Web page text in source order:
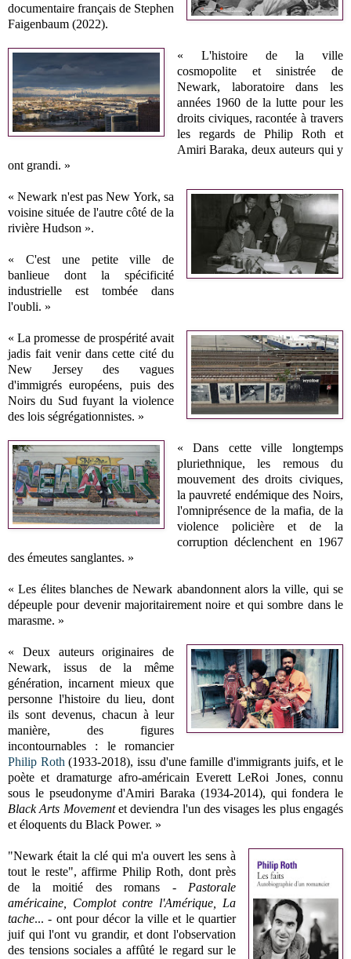
documentaire français de Stephen
Faigenbaum (2022).
« L'histoire de la ville
cosmopolite et sinistrée de
Newark, laboratoire dans les
années 1960 de la lutte pour les
droits civiques, racontée à travers
les regards de Philip Roth et
Amiri Baraka, deux auteurs qui y
ont grandi. »
« Newark n'est pas New York, sa
voisine située de l'autre côté de la
rivière Hudson ».
« C'est une petite ville de
banlieue dont la spécificité
industrielle est tombée dans
l'oubli. »
« La promesse de prospérité avait
jadis fait venir dans cette cité du
New Jersey des vagues
d'immigrés européens, puis des
Noirs du Sud fuyant la violence
des lois ségrégationnistes. »
« Dans cette ville longtemps
pluriethnique, les remous du
mouvement des droits civiques,
la pauvreté endémique des Noirs,
l'omniprésence de la mafia, de la
violence policière et de la
corruption déclenchent en 1967
des émeutes sanglantes. »
« Les élites blanches de Newark abandonnent alors la ville, qui se
dépeuple pour devenir majoritairement noire et qui sombre dans le
marasme. »
« Deux auteurs originaires de
Newark, issus de la même
génération, incarnent mieux que
personne l'histoire du lieu, dont
ils sont devenus, chacun à leur
manière, des figures
incontournables : le romancier
Philip Roth (1933-2018), issu d'une famille d'immigrants juifs, et le
poète et dramaturge afro-américain Everett LeRoi Jones, connu
sous le pseudonyme d'Amiri Baraka (1934-2014), qui fondera le
Black Arts Movementet deviendra l'un des visages les plus engagés
et éloquents du Black Power. »
"Newark était la clé qui m'a ouvert les sens à
tout le reste", affirme Philip Roth, dont près
de la moitié des romans - Pastorale
américaine, Complot contre l'Amérique, La
tache... - ont pour décor la ville et le quartier
juif qui l'ont vu grandir, et dont l'observation
des tensions sociales a affûté le regard sur le